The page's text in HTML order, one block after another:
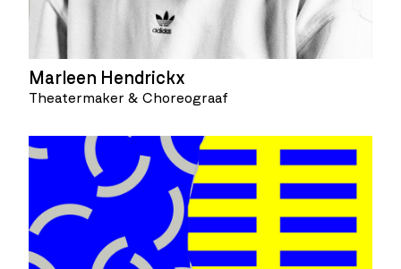
Marleen Hendrickx
Theatermaker & Choreograaf